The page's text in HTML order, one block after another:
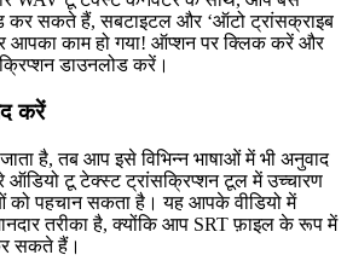
कर सकते हैं, सबटाइटल और ‘ऑटो ट्रांसक्राइब
काम हो गया! ऑप्शन पर क्लिक करें और
डाउनलोड करें।
करें
है, तब आप इसे विभिन्न भाषाओं में भी अनुवाद
टू टेक्स्ट ट्रांसक्रिप्शन टूल में उच्चारण
को पहचान सकता है। यह आपके वीडियो में
तरीका है, क्योंकि आप SRT फ़ाइल के रूप में
सकते हैं।